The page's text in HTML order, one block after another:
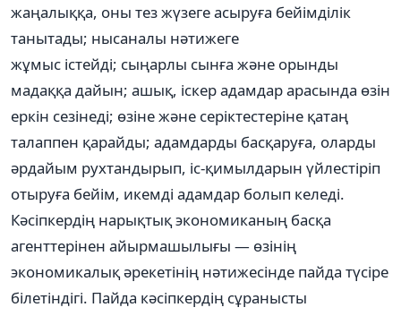
жаңалыққа, оны тез жүзеге асыруға бейімділік
танытады; нысаналы нәтижеге
жұмыс істейді; сыңарлы сынға және орынды
мадаққа дайын; ашық, іскер адамдар арасында өзін
еркін сезінеді; өзіне және серіктестеріне қатаң
талаппен қарайды; адамдарды басқаруға, оларды
әрдайым рухтандырып, іс-қимылдарын үйлестіріп
отыруға бейім, икемді адамдар болып келеді.
Кәсіпкердің нарықтық экономиканың басқа
агенттерінен айырмашылығы — өзінің
экономикалық әрекетінің нәтижесінде пайда түсіре
білетіндігі. Пайда кәсіпкердің сұранысты